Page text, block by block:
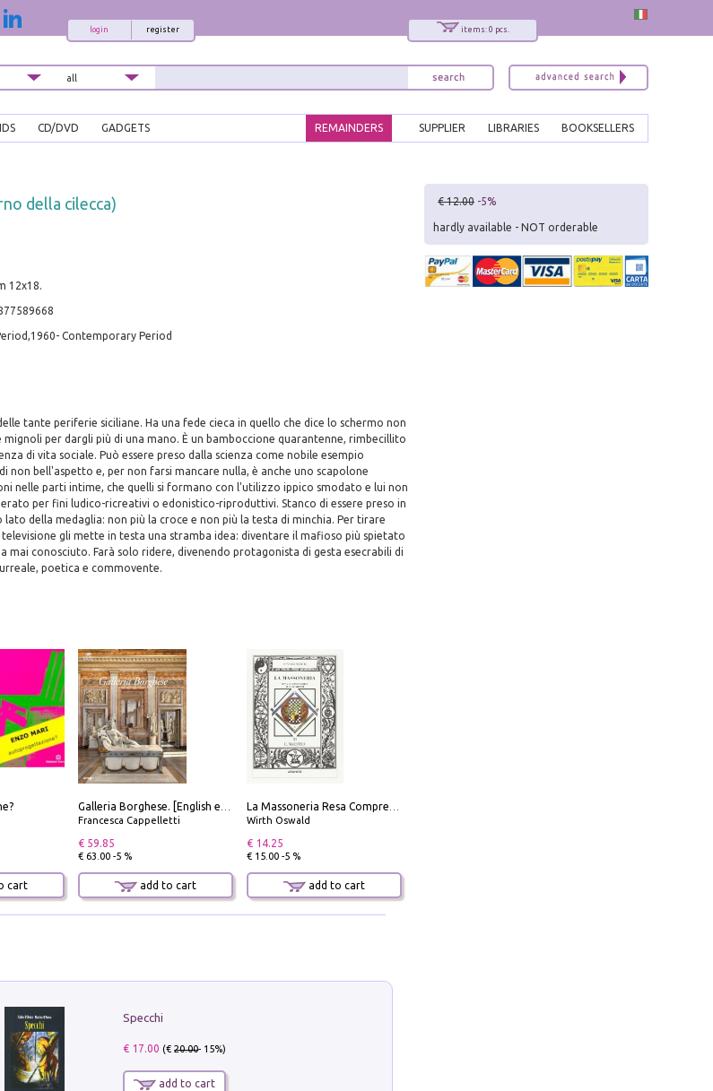
items: 0 pcs.
register
login
CD/DVD GADGETS BOOKSELLERS
LIBRARIES
SUPPLIER
REMAINDERS
della cilecca)
12x18.
Contemporary Period
tante periferie siciliane. Ha una fede cieca in quello che dice lo schermo non
mignoli per dargli più di una mano. È un bamboccione quarantenne, rimbecillito
di vita sociale. Può essere preso dalla scienza come nobile esempio
non bell'aspetto e, per non farsi mancare nulla, è anche uno scapolone
nelle parti intime, che quelli si formano con l'utilizzo ippico smodato e lui non
per fini ludico-ricreativi o edonistico-riproduttivi. Stanco di essere preso in
della medaglia: non più la croce e non più la testa di minchia. Per tirare
gli mette in testa una stramba idea: diventare il mafioso più spietato
mai conosciuto. Farà solo ridere, divenendo protagonista di gesta esecrabili di
poetica e commovente.
cart
Francesca Cappelletti
€ 59.85
€ 63.00 -5 %
add to cart
Wirth Oswald
€ 14.25
€ 15.00 -5 %
add to cart
Specchi
€ 17.00 (€20.00- 15%)
add to cart
€ 12.00 -5%
hardly available - NOT orderable
x
Allora iscriviti alla nostra newsletter!
Sarai informato delle nostre novità, potrai
comunque cancellarti quando desideri.